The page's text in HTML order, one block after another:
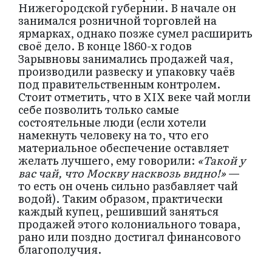
Нижегородской губернии. В начале он
занимался розничной торговлей на
ярмарках, однако позже сумел расширить
своё дело. В конце 1860-х годов
Зарывновы занимались продажей чая,
производили развеску и упаковку чаёв
под правительственным контролем.
Стоит отметить, что в XIX веке чай могли
себе позволить только самые
состоятельные люди (если хотели
намекнуть человеку на то, что его
материальное обеспечение оставляет
желать лучшего, ему говорили: «Такой у
вас чай, что Москву насквозь видно!»—
то есть он очень сильно разбавляет чай
водой). Таким образом, практически
каждый купец, решивший заняться
продажей этого колониального товара,
рано или поздно достигал финансового
благополучия.